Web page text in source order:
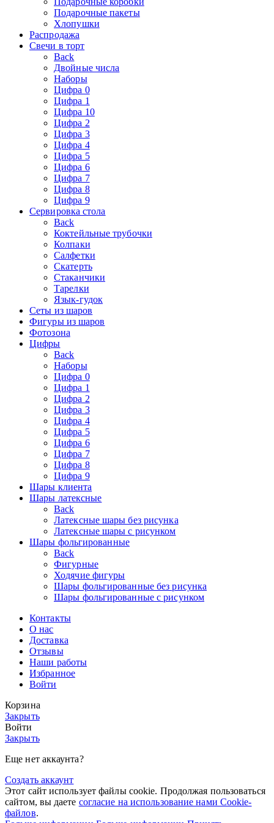
Подарочные пакеты
Хлопушки
Распродажа
Свечи в торт
Back
Двойные числа
Наборы
Цифра 0
Цифра 1
Цифра 10
Цифра 2
Цифра 3
Цифра 4
Цифра 5
Цифра 6
Цифра 7
Цифра 8
Цифра 9
Сервировка стола
Back
Коктейльные трубочки
Колпаки
Салфетки
Скатерть
Стаканчики
Тарелки
Язык-гудок
Сеты из шаров
Фигуры из шаров
Фотозона
Цифры
Back
Наборы
Цифра 0
Цифра 1
Цифра 2
Цифра 3
Цифра 4
Цифра 5
Цифра 6
Цифра 7
Цифра 8
Цифра 9
Шары клиента
Шары латексные
Back
Латексные шары без рисунка
Латексные шары с рисунком
Шары фольгированные
Back
Фигурные
Ходячие фигуры
Шары фольгированные без рисунка
Шары фольгированные с рисунком
Контакты
О нас
Доставка
Отзывы
Наши работы
Избранное
Войти
Корзина
Закрыть
Войти
Закрыть
Еще нет аккаунта?
Создать аккаунт
Этот сайт использует файлы cookie. Продолжая пользоваться
сайтом, вы даете согласие на использование нами Cookie-
файлов.